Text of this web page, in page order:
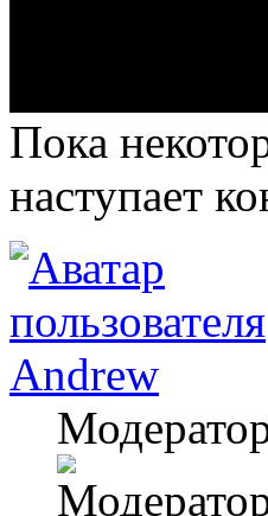
Пока
наступает
Andrew